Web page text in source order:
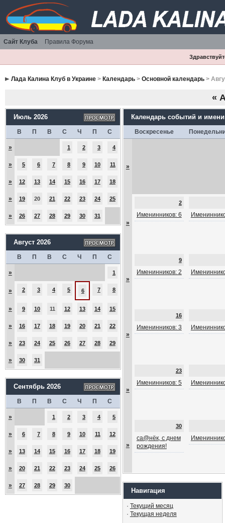
Сайт Клуба Правила Форума
Лада Калина Клуб в Украине> Календарь> Основной календарь>
«
Июль 2026
В П В С Ч П С
» 1 2 3 4
» 5 6 7 8 9 10 11
» 12 13 14 15 16 17 18
» 19 20 21 22 23 24 25
» 26 27 28 29 30 31
Август 2026
В П В С Ч П С
» 1
» 2 3 4 5 6 7 8
» 9 10 11 12 13 14 15
» 16 17 18 19 20 21 22
» 23 24 25 26 27 28 29
» 30 31
Сентябрь 2026
В П В С Ч П С
» 1 2 3 4 5
» 6 7 8 9 10 11 12
» 13 14 15 16 17 18 19
» 20 21 22 23 24 25 26
» 27 28 29 30
Календарь событий и
Воскресенье
»
»
2
Именинников: 6
»
9
Именинников: 2
»
16
Именинников: 3
»
23
Именинников: 5
»
30
са@нёк, с днем
рождения!
Навигация
· Текущий месяц
· Текущая неделя